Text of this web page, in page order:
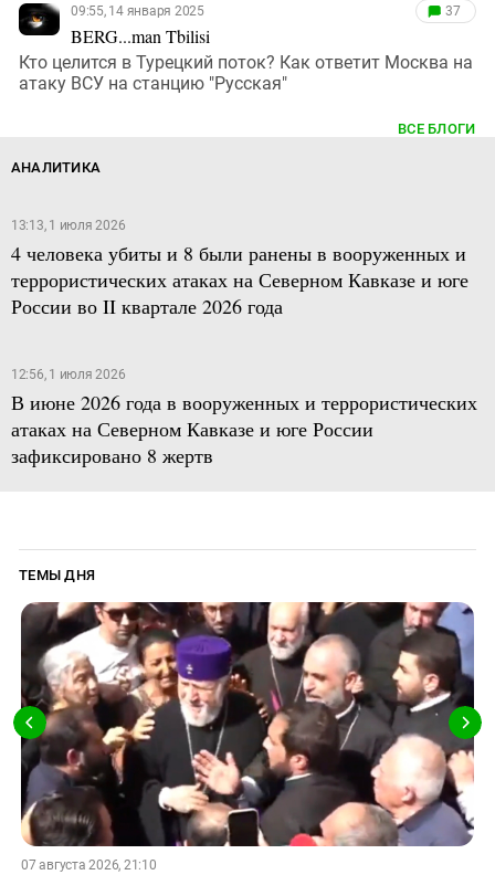
09:55, 14 января 2025
BERG...man Tbilisi
37
Кто целится в Турецкий поток? Как ответит Москва на
атаку ВСУ на станцию "Русская"
ВСЕ БЛОГИ
АНАЛИТИКА
13:13, 1 июля 2026
4 человека убиты и 8 были ранены в вооруженных и
террористических атаках на Северном Кавказе и юге
России во II квартале 2026 года
12:56, 1 июля 2026
В июне 2026 года в вооруженных и террористических
атаках на Северном Кавказе и юге России
зафиксировано 8 жертв
ТЕМЫ ДНЯ
07 августа 2026, 21:10